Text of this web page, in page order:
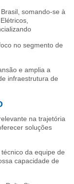
somando-se à
no segmento de
e amplia a
infraestrutura de
na trajetória
soluções
da equipe de
capacidade de